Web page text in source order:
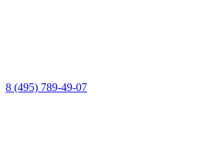
8 (495) 789-49-07